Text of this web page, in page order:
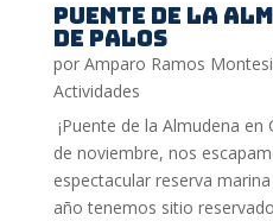
PUENTE DE LA
DE PALOS
por Amparo Ramos
Actividades
¡Puente de la Almudena
de noviembre, nos
espectacular reserva
año tenemos sitio